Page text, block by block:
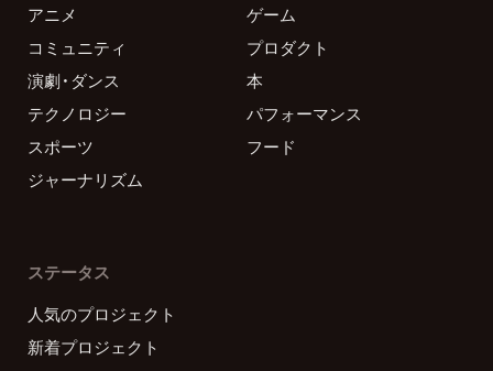
アニメ
ゲーム
コミュニティ
プロダクト
演劇・ダンス
本
テクノロジー
パフォーマンス
スポーツ
フード
ジャーナリズム
ステータス
人気のプロジェクト
新着プロジェクト